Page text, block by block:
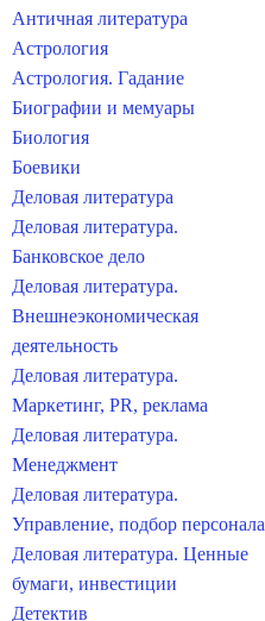
Античная литература
Астрология
Астрология. Гадание
Биографии и мемуары
Биология
Боевики
Деловая литература
Деловая литература.
Банковское дело
Деловая литература.
Внешнеэкономическая
деятельность
Деловая литература.
Маркетинг, PR, реклама
Деловая литература.
Менеджмент
Деловая литература.
Управление, подбор персонала
Деловая литература. Ценные
бумаги, инвестиции
Детектив